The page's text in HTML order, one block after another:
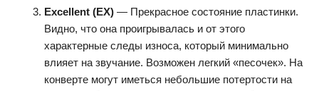
Excellent (EX) — Прекрасное состояние пластинки.
Видно, что она проигрывалась и от этого
характерные следы износа, который минимально
влияет на звучание. Возможен легкий «песочек». На
конверте могут иметься небольшие потертости на